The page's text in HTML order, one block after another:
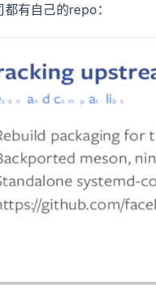
有自己的repo：